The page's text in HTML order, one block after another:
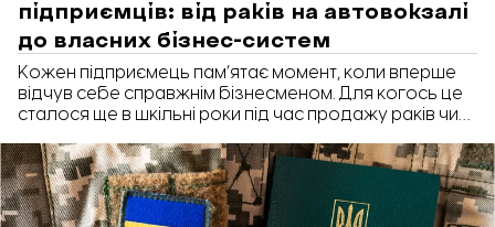
підприємців: від раків на автовокзалі
до власних бізнес-систем
Кожен підприємець пам’ятає момент, коли вперше
відчув себе справжнім бізнесменом. Для когось це
сталося ще в шкільні роки під час продажу раків чи
власну бізнес-систему, що працює без їхньої участі.
Запорізькі підприємці розповіли «Бізнесу.
Запоріжжя», як вони заробили свої перші
підприємницькі гроші.